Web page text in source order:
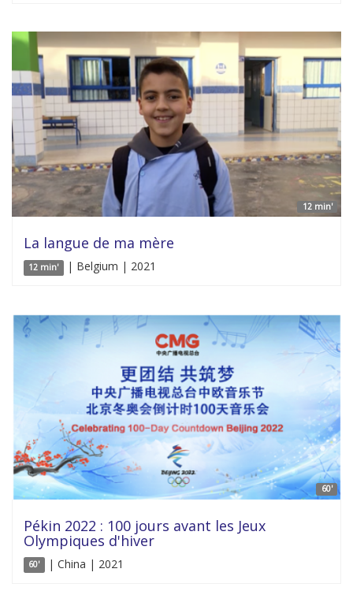
12 min'
La langue de ma mère
12 min' | Belgium | 2021
60'
Pékin 2022 : 100 jours avant les Jeux
Olympiques d'hiver
60' | China | 2021